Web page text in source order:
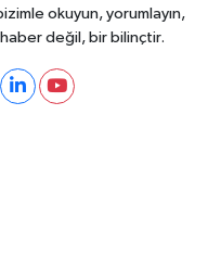
okuyun, yorumlayın,
değil, bir bilinçtir.